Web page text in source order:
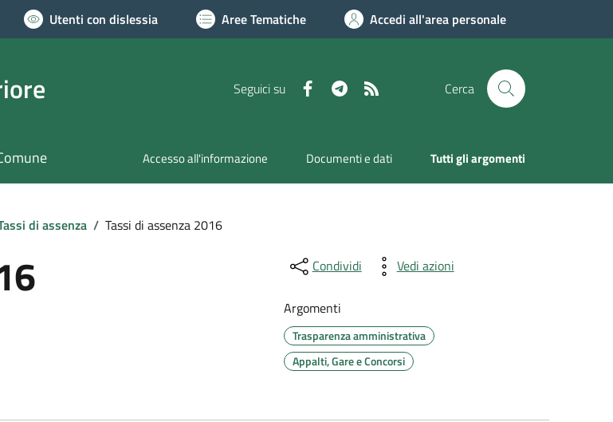
Utenti con dislessia Aree Tematiche Accedi all'area personale
Seguici su FacebookTelegram Cerca
Accesso all'informazione Documenti e dati Tutti gli argomenti
di assenza / Tassi di assenza 2016
Condividi Vedi azioni
Argomenti
Trasparenza amministrativa
Appalti, Gare e Concorsi